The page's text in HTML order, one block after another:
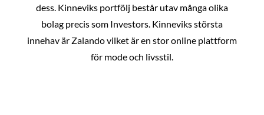
dess. Kinneviks portfölj består utav många olika
bolag precis som Investors. Kinneviks största
innehav är Zalando vilket är en stor online plattform
för mode och livsstil.